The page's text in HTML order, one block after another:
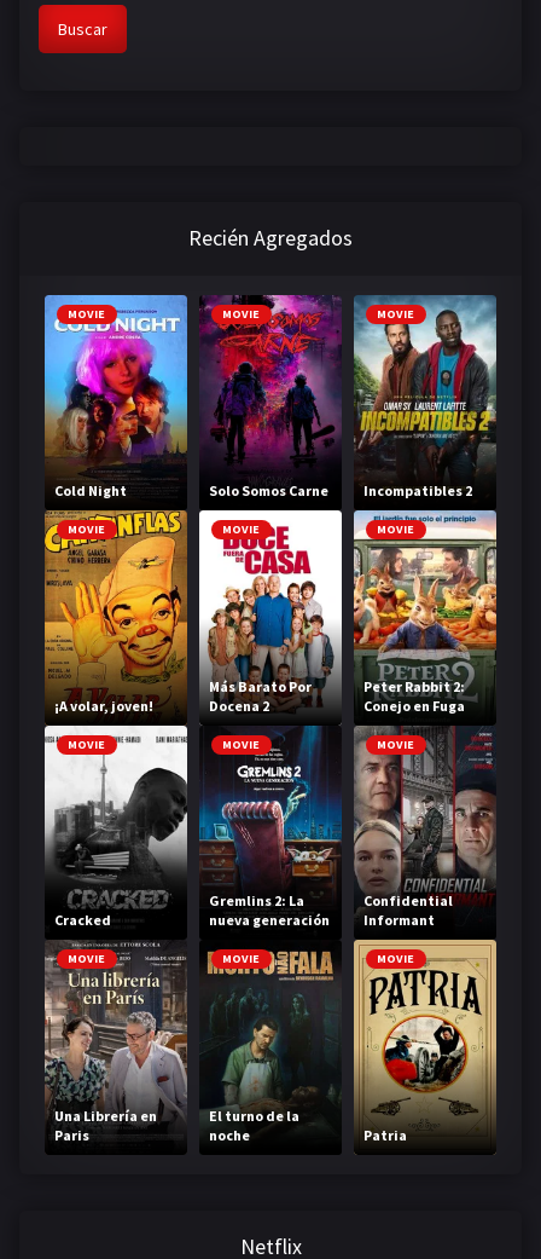
Buscar
Recién Agregados
MOVIE
Cold Night
MOVIE
Solo Somos Carne
MOVIE
Incompatibles 2
MOVIE
¡A volar, joven!
MOVIE
Más Barato Por
Docena 2
MOVIE
Peter Rabbit 2:
Conejo en Fuga
MOVIE
Cracked
MOVIE
Gremlins 2: La
nueva generación
MOVIE
Confidential
Informant
MOVIE
Una Librería en
Paris
MOVIE
El turno de la
noche
MOVIE
Patria
Netflix